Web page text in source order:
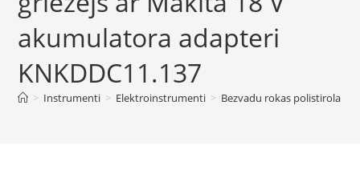
akumulatora adapteri
KNKDDC11.137
> Instrumenti > Elektroinstrumenti > Bezvadu rokas polistirola